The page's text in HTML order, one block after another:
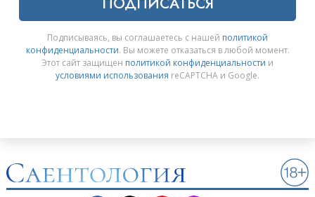
Подписываясь, вы соглашаетесь с нашей политикой
конфиденциальности. Вы можете отказаться в любой момент.
Этот сайт защищен политикой конфиденциальности и
условиями использования reCAPTCHA и Google.